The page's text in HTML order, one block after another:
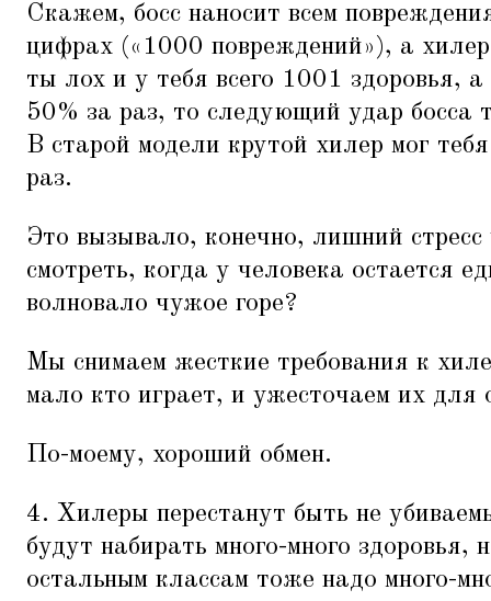
Скажем, босс наносит всем
цифрах («1000 повреждений»), а
ты лох и у тебя всего 1001 здоровья,
50% за раз, то следующий удар босса
В старой модели крутой хилер мог
раз.
Это вызывало, конечно, лишний
смотреть, когда у человека остается
волновало чужое горе?
Мы снимаем жесткие требования к
мало кто играет, и ужесточаем их для
По-моему, хороший обмен.
4. Хилеры перестанут быть не
будут набирать много-много здоровья,
остальным классам тоже надо много-